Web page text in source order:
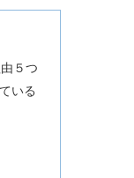
５つ
いる